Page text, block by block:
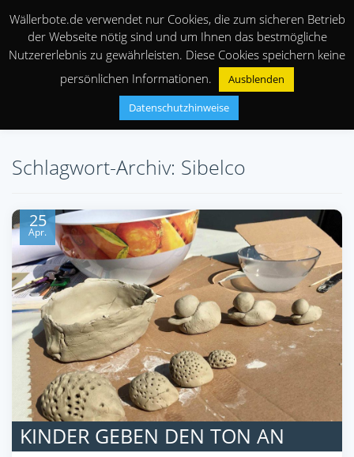
Schlagwort-Archiv: Sibelco
25
Apr.
KINDER GEBEN DEN TON AN
Wällerbote.de verwendet nur Cookies, die zum sicheren Betrieb
der Webseite nötig sind und um Ihnen das bestmögliche
Nutzererlebnis zu gewährleisten. Diese Cookies speichern keine
persönlichen Informationen.
Ausblenden
Datenschutzhinweise